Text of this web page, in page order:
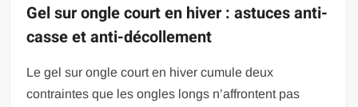
Gel sur ongle court en hiver : astuces anti-
casse et anti-décollement
Le gel sur ongle court en hiver cumule deux
contraintes que les ongles longs n’affrontent pas